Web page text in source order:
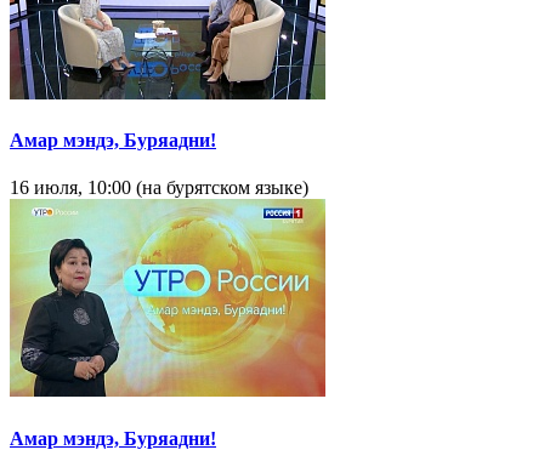
Амар мэндэ, Буряадни!
16 июля, 10:00 (на бурятском языке)
Амар мэндэ, Буряадни!